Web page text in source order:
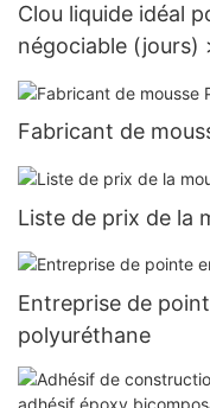
Clou liquide idéal
négociable (jours)
Fabricants
Fabricant de
Liste de prix de la
Entreprise de
polyuréthane